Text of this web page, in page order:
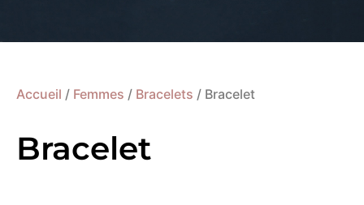
Accueil / Femmes / Bracelets / Bracelet
Bracelet